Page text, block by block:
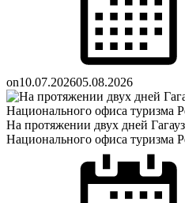
on10.07.202605.08.2026
На протяжении двух дней
Национального офиса туризма